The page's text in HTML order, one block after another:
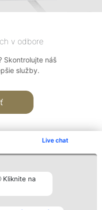
Live chat
Kliknite na
v odbore
Skontrolujte náš
služby.
Kontakt
Kontakt